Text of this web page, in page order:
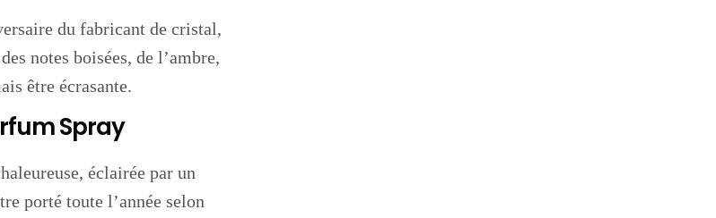
du fabricant de cristal,
notes boisées, de l’ambre,
être écrasante.
Spray
éclairée par un
porté toute l’année selon